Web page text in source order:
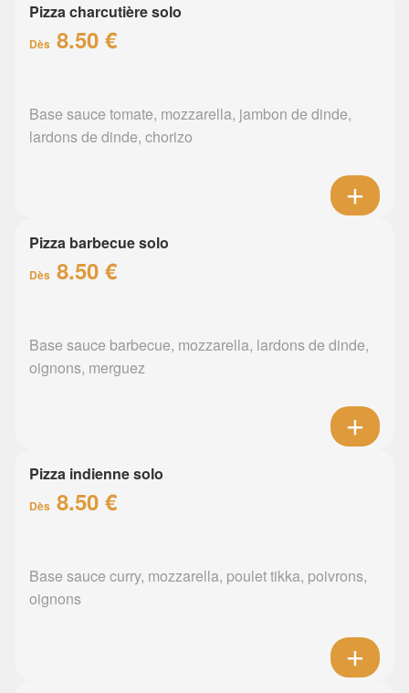
Pizza charcutière solo
Dès 8.50 €
Base sauce tomate, mozzarella, jambon de dinde,
lardons de dinde, chorizo
Pizza barbecue solo
Dès 8.50 €
Base sauce barbecue, mozzarella, lardons de dinde,
oignons, merguez
Pizza indienne solo
Dès 8.50 €
Base sauce curry, mozzarella, poulet tikka, poivrons,
oignons